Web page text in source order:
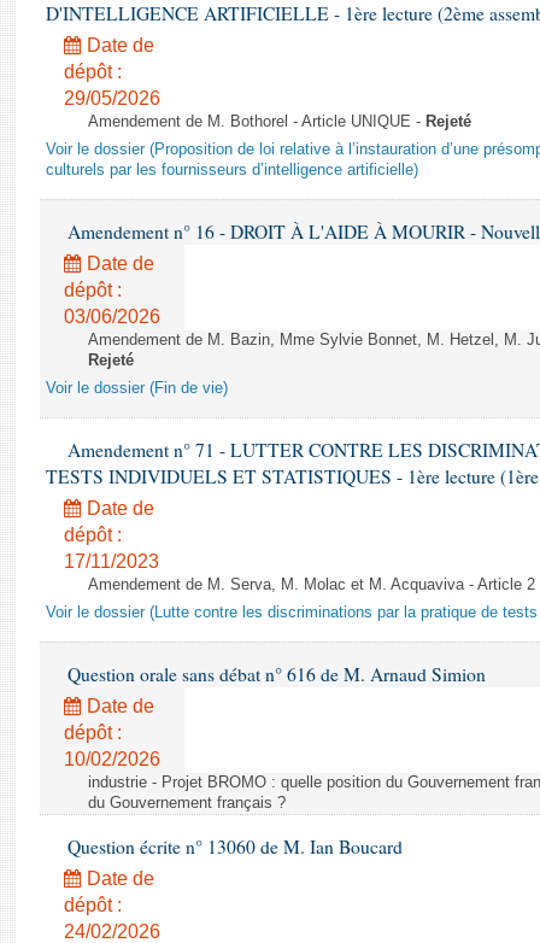
D'INTELLIGENCE ARTIFICIELLE - 1ère lecture (2ème
Date de
dépôt :
29/05/2026
Amendement de M. Bothorel - Article UNIQUE - Rejeté
Voir le dossier (Proposition de loi relative à l’instauration d’une
culturels par les fournisseurs d’intelligence artificielle)
Amendement n° 16 - DROIT À L'AIDE À MOURIR -
Date de
dépôt :
03/06/2026
Amendement de M. Bazin, Mme Sylvie Bonnet, M. Hetzel, M.
Rejeté
Voir le dossier (Fin de vie)
Amendement n° 71 - LUTTER CONTRE LES
TESTS INDIVIDUELS ET STATISTIQUES - 1ère lecture (1ère
Date de
dépôt :
17/11/2023
Amendement de M. Serva, M. Molac et M. Acquaviva - Article
Voir le dossier (Lutte contre les discriminations par la pratique de
Question orale sans débat n° 616 de M. Arnaud Simion
Date de
dépôt :
10/02/2026
industrie - Projet BROMO : quelle position du Gouvernement
du Gouvernement français ?
Question écrite n° 13060 de M. Ian Boucard
Date de
dépôt :
24/02/2026